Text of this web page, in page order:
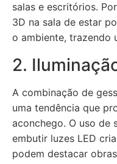
salas e escritórios.
3D na sala de estar
o ambiente, trazendo
2.
A combinação de
uma tendência que
aconchego. O uso de
embutir luzes LED
podem destacar